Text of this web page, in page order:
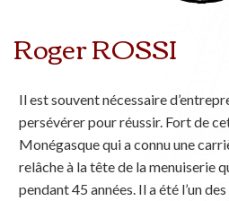
Roger ROSSI
Il est souvent nécessaire
persévérer pour réussir. Fort de
Monégasque qui a connu une
relâche à la tête de la menuiserie
pendant 45 années. Il a été l’un